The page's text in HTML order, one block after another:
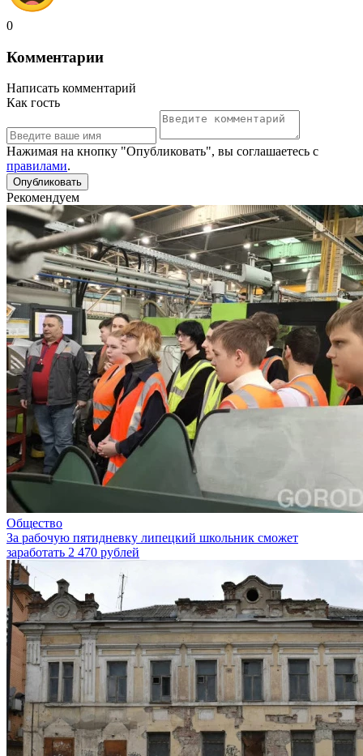
0
Комментарии
Написать комментарий
Как гость
Нажимая на кнопку "Опубликовать", вы соглашаетесь с
правилами.
Рекомендуем
Общество
За рабочую пятидневку липецкий школьник сможет
заработать 2 470 рублей